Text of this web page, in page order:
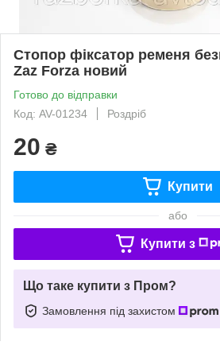
Стопор фіксатор ременя
Zaz Forza новий
Готово до відправки
Код: AV-01234
Роздріб
20 ₴
Купити
або
Купити з
Що таке купити з Пром?
Замовлення під захистом